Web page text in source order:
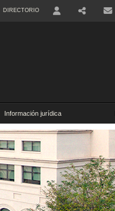
DIRECTORIO
Información jurídica